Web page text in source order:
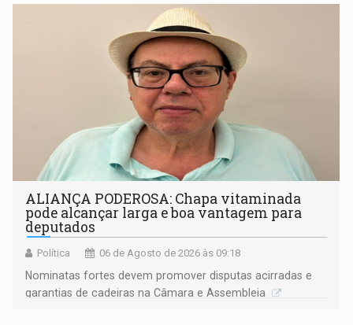
ALIANÇA PODEROSA: Chapa vitaminada
pode alcançar larga e boa vantagem para
deputados
Política 06 de Agosto de 2026 às 09:18
Nominatas fortes devem promover disputas acirradas e
garantias de cadeiras na Câmara e Assembleia